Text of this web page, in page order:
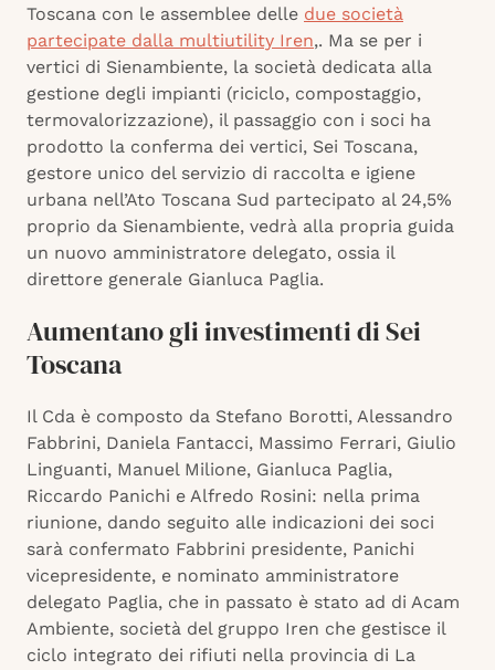
Toscana con le assemblee delle due società
partecipate dalla multiutility Iren,. Ma se per i
vertici di Sienambiente, la società dedicata alla
gestione degli impianti (riciclo, compostaggio,
termovalorizzazione), il passaggio con i soci ha
prodotto la conferma dei vertici, Sei Toscana,
gestore unico del servizio di raccolta e igiene
urbana nell’Ato Toscana Sud partecipato al 24,5%
proprio da Sienambiente, vedrà alla propria guida
un nuovo amministratore delegato, ossia il
direttore generale Gianluca Paglia.
Aumentano gli investimenti di Sei
Toscana
Il Cda è composto da Stefano Borotti, Alessandro
Fabbrini, Daniela Fantacci, Massimo Ferrari, Giulio
Linguanti, Manuel Milione, Gianluca Paglia,
Riccardo Panichi e Alfredo Rosini: nella prima
riunione, dando seguito alle indicazioni dei soci
sarà confermato Fabbrini presidente, Panichi
vicepresidente, e nominato amministratore
delegato Paglia, che in passato è stato ad di Acam
Ambiente, società del gruppo Iren che gestisce il
ciclo integrato dei rifiuti nella provincia di La